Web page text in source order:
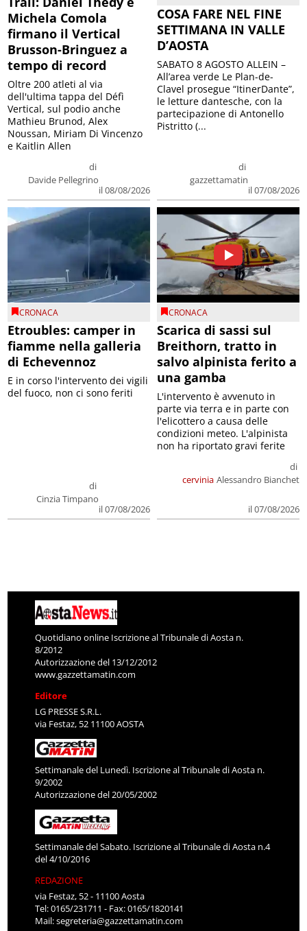
Michela Comola
firmano il Vertical
Brusson-Bringuez a
tempo di record
di
Davide Pellegrino
il 08/08/2026
Oltre 200 atleti al via
dell'ultima tappa del Défì
Vertical, sul podio anche
Mathieu Brunod, Alex
Noussan, Miriam Di Vincenzo
e Kaitlin Allen
COSA FARE NEL FINE
SETTIMANA IN VALLE
D’AOSTA
di
gazzettamatin
il 07/08/2026
SABATO 8 AGOSTO ALLEIN –
All’area verde Le Plan-de-
Clavel prosegue “ItinerDante”,
le letture dantesche, con la
partecipazione di Antonello
Pistritto (...
CRONACA
Etroubles: camper in
fiamme nella galleria
di Echevennoz
di
Cinzia Timpano
il 07/08/2026
E in corso l'intervento dei vigili
del fuoco, non ci sono feriti
CRONACA
Scarica di sassi sul
Breithorn, tratto in
salvo alpinista ferito a
una gamba
cervinia
di
Alessandro Bianchet
il 07/08/2026
L'intervento è avvenuto in
parte via terra e in parte con
l'elicottero a causa delle
condizioni meteo. L'alpinista
non ha riportato gravi ferite
Quotidiano online Iscrizione al Tribunale di Aosta n.
8/2012
Autorizzazione del 13/12/2012
www.gazzettamatin.com
Editore
LG PRESSE S.R.L.
via Festaz, 52 11100 AOSTA
Settimanale del Lunedì. Iscrizione al Tribunale di Aosta n.
9/2002
Autorizzazione del 20/05/2002
Settimanale del Sabato. Iscrizione al Tribunale di Aosta n.4
del 4/10/2016
REDAZIONE
via Festaz, 52 - 11100 Aosta
Tel: 0165/231711 - Fax: 0165/1820141
Mail:segreteria@gazzettamatin.com